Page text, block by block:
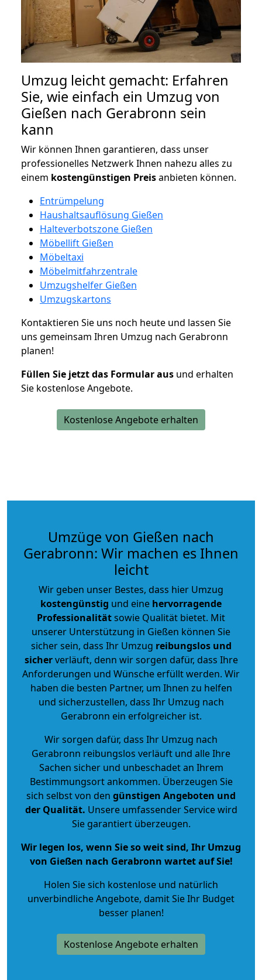
Umzug leicht gemacht: Erfahren
Sie, wie einfach ein Umzug von
Gießen nach Gerabronn sein
kann
Wir können Ihnen garantieren, dass unser
professionelles Netzwerk Ihnen nahezu alles zu
einem kostengünstigen Preisanbieten können.
Entrümpelung
Haushaltsauflösung Gießen
Halteverbotszone Gießen
Möbellift Gießen
Möbeltaxi
Möbelmitfahrzentrale
Umzugshelfer Gießen
Umzugskartons
Kontaktieren Sie uns noch heute und lassen Sie
uns gemeinsam Ihren Umzug nach Gerabronn
planen!
Füllen Sie jetzt das Formular aus und erhalten
Sie kostenlose Angebote.
Kostenlose Angebote erhalten
Umzüge von Gießen nach
Gerabronn: Wir machen es Ihnen
leicht
Wir geben unser Bestes, dass hier Umzug
kostengünstig und eine hervorragende
Professionalitätsowie Qualität bietet. Mit
unserer Unterstützung in Gießen können Sie
sicher sein, dass Ihr Umzug reibungslos und
sicherverläuft, denn wir sorgen dafür, dass Ihre
Anforderungen und Wünsche erfüllt werden. Wir
haben die besten Partner, um Ihnen zu helfen
und sicherzustellen, dass Ihr Umzug nach
Gerabronn ein erfolgreicher ist.
Wir sorgen dafür, dass Ihr Umzug nach
Gerabronn reibungslos verläuft und alle Ihre
Sachen sicher und unbeschadet an Ihrem
Bestimmungsort ankommen. Überzeugen Sie
sich selbst von den günstigen Angeboten und
der Qualität. Unsere umfassender Service wird
Sie garantiert überzeugen.
Wir legen los, wenn Sie so weit sind, Ihr Umzug
von Gießen nach Gerabronn wartet auf Sie!
Holen Sie sich kostenlose und natürlich
unverbindliche Angebote, damit Sie Ihr Budget
besser planen!
Kostenlose Angebote erhalten